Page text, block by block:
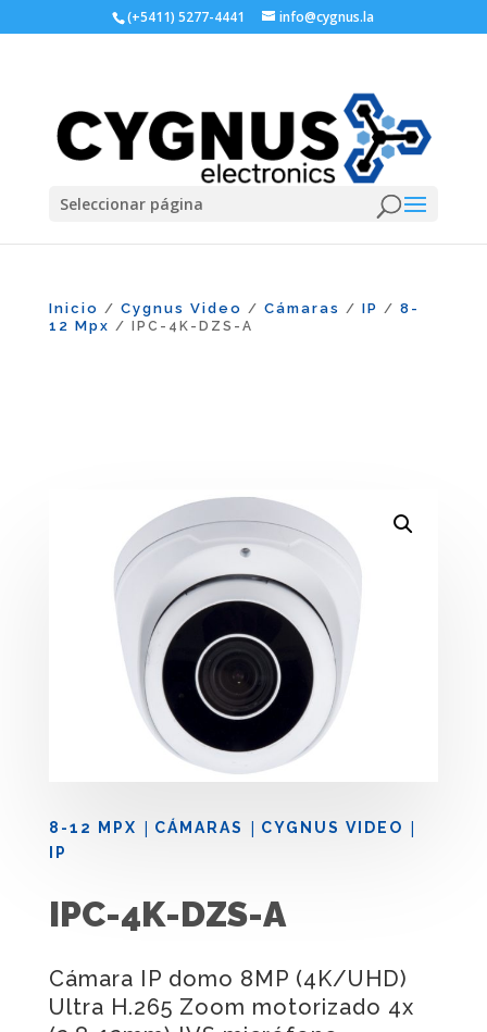
(+5411) 5277-4441 info@cygnus.la
Seleccionar página
Inicio / Cygnus Video / Cámaras / IP / 8-
12 Mpx / IPC-4K-DZS-A
8-12 MPX | CÁMARAS | CYGNUS VIDEO |
IP
IPC-4K-DZS-A
Cámara IP domo 8MP (4K/UHD)
Ultra H.265 Zoom motorizado 4x